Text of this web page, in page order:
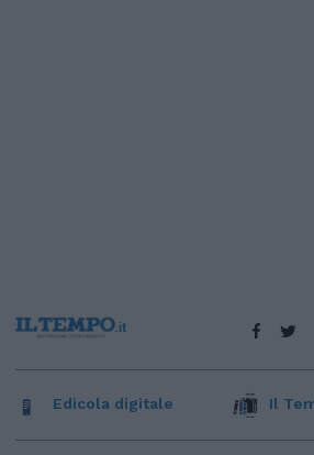
Edicola digitale Il